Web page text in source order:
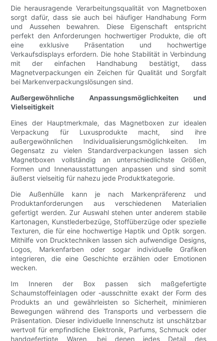
Die herausragende Verarbeitungsqualität von Magnetboxen
sorgt dafür, dass sie auch bei häufiger Handhabung Form
und Aussehen bewahren. Diese Eigenschaft entspricht
perfekt den Anforderungen hochwertiger Produkte, die oft
eine exklusive Präsentation und hochwertige
Verkaufsdisplays erfordern. Die hohe Stabilität in Verbindung
mit der einfachen Handhabung bestätigt, dass
Magnetverpackungen ein Zeichen für Qualität und Sorgfalt
bei Markenverpackungslösungen sind.
Außergewöhnliche Anpassungsmöglichkeiten und
Vielseitigkeit
Eines der Hauptmerkmale, das Magnetboxen zur idealen
Verpackung für Luxusprodukte macht, sind ihre
außergewöhnlichen Individualisierungsmöglichkeiten. Im
Gegensatz zu vielen Standardverpackungen lassen sich
Magnetboxen vollständig an unterschiedlichste Größen,
Formen und Innenausstattungen anpassen und sind somit
äußerst vielseitig für nahezu jede Produktkategorie.
Die Außenhülle kann je nach Markenpräferenz und
Produktanforderungen aus verschiedenen Materialien
gefertigt werden. Zur Auswahl stehen unter anderem stabile
Kartonagen, Kunstlederbezüge, Stoffüberzüge oder spezielle
Texturen, die für eine hochwertige Haptik und Optik sorgen.
Mithilfe von Drucktechniken lassen sich aufwendige Designs,
Logos, Markenfarben oder sogar individuelle Grafiken
integrieren, die eine Geschichte erzählen oder Emotionen
wecken.
Im Inneren der Box passen sich maßgefertigte
Schaumstoffeinlagen oder -ausschnitte exakt der Form des
Produkts an und gewährleisten so Sicherheit, minimieren
Bewegungen während des Transports und verbessern die
Präsentation. Dieser individuelle Innenschutz ist unschätzbar
wertvoll für empfindliche Elektronik, Parfums, Schmuck oder
handgefertigte Waren, bei denen jedes Detail des